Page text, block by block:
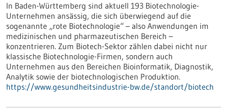
In Baden-Württemberg sind aktuell 193 Biotechnologie-
Unternehmen ansässig, die sich überwiegend auf die
sogenannte „rote Biotechnologie“ – also Anwendungen im
medizinischen und pharmazeutischen Bereich –
konzentrieren. Zum Biotech-Sektor zählen dabei nicht nur
klassische Biotechnologie-Firmen, sondern auch
Unternehmen aus den Bereichen Bioinformatik, Diagnostik,
Analytik sowie der biotechnologischen Produktion.
https://www.gesundheitsindustrie-bw.de/standort/biotech